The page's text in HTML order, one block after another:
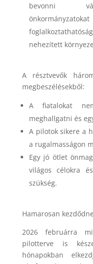
bevonni
nehezített
A résztvevők
megbeszélésekből:
A fiatalokat
meghallgatni és
A pilotok sikere a
a rugalmasságon
Egy jó ötlet
világos célokra
szükség.
Hamarosan
2026 februárra
pilotterve is
hónapokban